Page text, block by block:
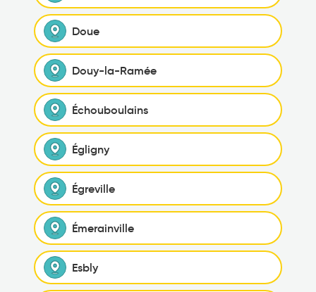
Doue
Douy-la-Ramée
Échouboulains
Égligny
Égreville
Émerainville
Esbly